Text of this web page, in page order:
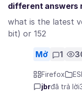
different answers
what is the latest
bit) or 152
Mở 1
Firefox
jbrđã trả lời